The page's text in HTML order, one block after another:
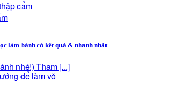
cẩm
để làm vỏ
làm bánh có kết quả & nhanh nhất
nhé!) Tham [...]